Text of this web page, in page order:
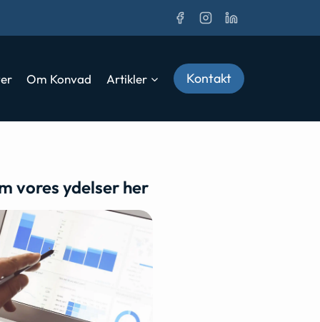
Om Konvad Artikler Kontakt
vores ydelser her